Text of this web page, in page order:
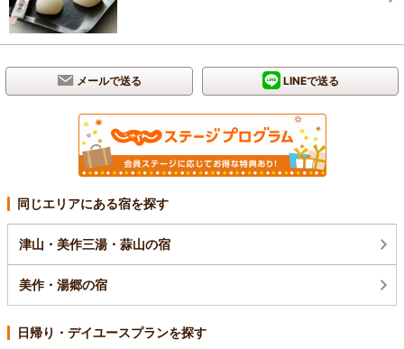
メールで送る LINEで送る
同じエリアにある宿を探す
津山・美作三湯・蒜山の宿
美作・湯郷の宿
日帰り・デイユースプランを探す